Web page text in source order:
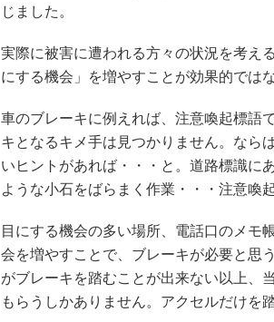
じました。
実際に被害に遭われる方々の状況を考え
にする機会」を増やすことが効果的では
車のブレーキに例えれば、注意喚起標語
キとなるキメ手は見つかりません。なら
いヒントがあれば・・・と。道路標識に
ような小石をばらまく作業・・・注意喚起
目にする機会の多い場所、電話口のメモ
会を増やすことで、ブレーキが必要と思
がブレーキを踏むことが出来ない以上、
もらうしかありません。アクセルだけを